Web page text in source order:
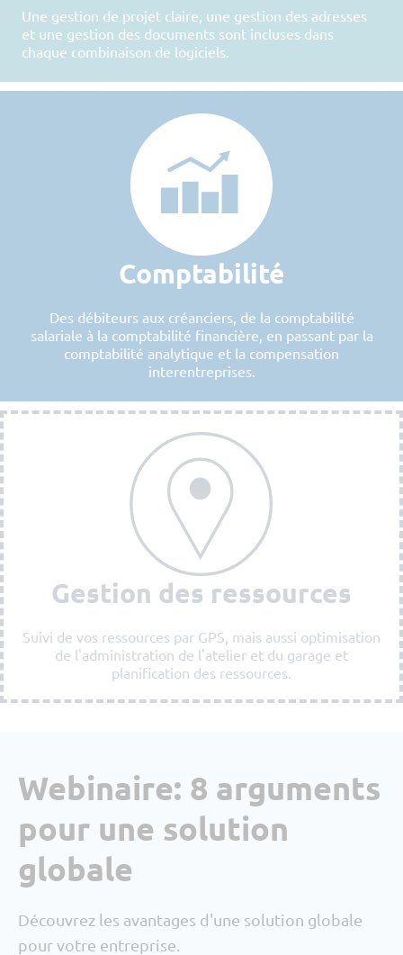
Une gestion de projet claire, une gestion des adresses
et une gestion des documents sont incluses dans
chaque combinaison de logiciels.
Comptabilité
Des débiteurs aux créanciers, de la comptabilité
salariale à la comptabilité financière, en passant par la
comptabilité analytique et la compensation
interentreprises.
Gestion des ressources
Suivi de vos ressources par GPS, mais aussi optimisation
de l'administration de l'atelier et du garage et
planification des ressources.
Webinaire: 8 arguments
pour une solution
globale
Découvrez les avantages d'une solution globale
pour votre entreprise.